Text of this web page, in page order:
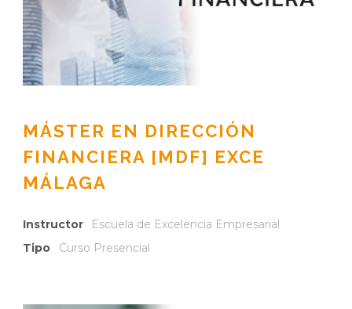
MÁSTER EN DIRECCIÓN
FINANCIERA [MDF] EXCE
MÁLAGA
Instructor
Escuela de Excelencia Empresarial
Tipo
Curso Presencial